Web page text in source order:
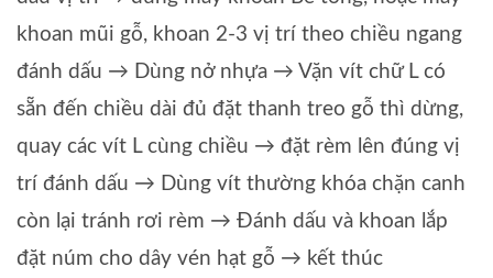
khoan mũi gỗ, khoan 2-3 vị trí theo chiều ngang
đánh dấu → Dùng nở nhựa → Vặn vít chữ L có
sẵn đến chiều dài đủ đặt thanh treo gỗ thì dừng,
quay các vít L cùng chiều → đặt rèm lên đúng vị
trí đánh dấu → Dùng vít thường khóa chặn canh
còn lại tránh rơi rèm → Đánh dấu và khoan lắp
đặt núm cho dây vén hạt gỗ → kết thúc